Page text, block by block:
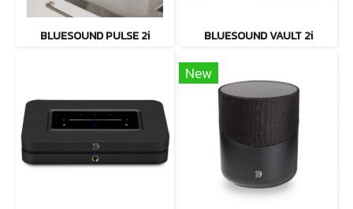
BLUESOUND PULSE 2i BLUESOUND VAULT 2i
New